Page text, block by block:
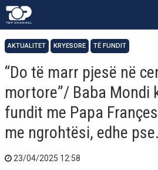
AKTUALITET KRYESORE TË FUNDIT
“Do të marr pjesë në
mortore”/ Baba Mondi
fundit me Papa
me ngrohtësi, edhe
23/04/2025 12:58